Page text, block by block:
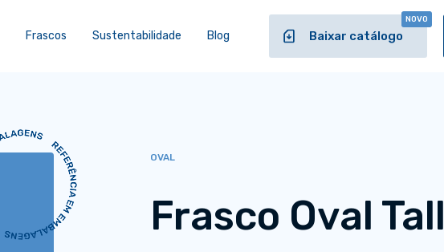
Frascos Sustentabilidade Blog Baixar catálogo
NOVO
OVAL
Frasco Oval Tall